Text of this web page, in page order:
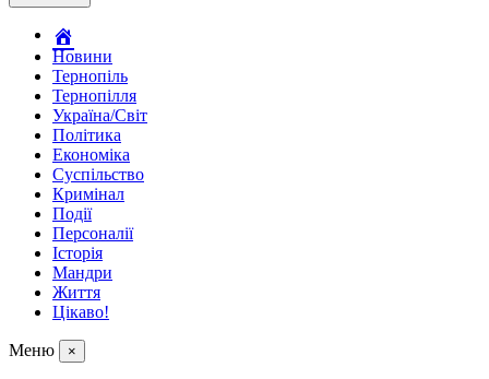
Новини
Тернопіль
Тернопілля
Україна/Світ
Політика
Економіка
Суспільство
Кримінал
Події
Персоналії
Історія
Мандри
Життя
Цікаво!
Меню ×